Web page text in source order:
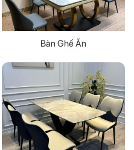
Bàn Ghế Ăn